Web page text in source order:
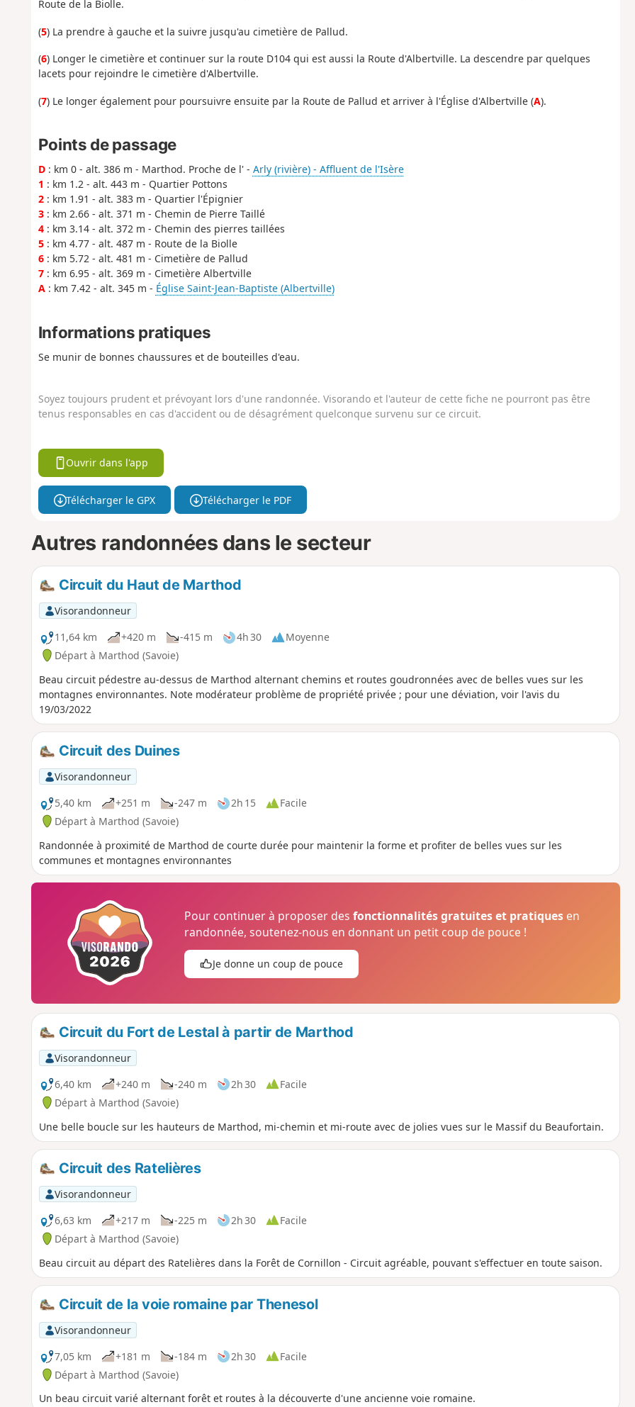
Route de la Biolle.
(5) La prendre à gauche et la suivre jusqu'au cimetière de Pallud.
(6) Longer le cimetière et continuer sur la route D104 qui est aussi la Route d'Albertville. La descendre par quelques
lacets pour rejoindre le cimetière d'Albertville.
(7) Le longer également pour poursuivre ensuite par la Route de Pallud et arriver à l'Église d'Albertville (A).
Points de passage
D: km 0 - alt. 386 m - Marthod. Proche de l' - Arly (rivière) - Affluent de l'Isère
1 : km 1.2 - alt. 443 m - Quartier Pottons
2: km 1.91 - alt. 383 m - Quartier l'Épignier
3: km 2.66 - alt. 371 m - Chemin de Pierre Taillé
4: km 3.14 - alt. 372 m - Chemin des pierres taillées
5: km 4.77 - alt. 487 m - Route de la Biolle
6: km 5.72 - alt. 481 m - Cimetière de Pallud
7: km 6.95 - alt. 369 m - Cimetière Albertville
A: km 7.42 - alt. 345 m - Église Saint-Jean-Baptiste (Albertville)
Informations pratiques
Se munir de bonnes chaussures et de bouteilles d'eau.
Soyez toujours prudent et prévoyant lors d'une randonnée. Visorando et l'auteur de cette fiche ne pourront pas être
tenus responsables en cas d'accident ou de désagrément quelconque survenu sur ce circuit.
Ouvrir dans l'app
Télécharger le GPX Télécharger le PDF
Autres randonnées dans le secteur
Circuit du Haut de Marthod
Visorandonneur
11,64 km
+420 m -415 m 4h 30
Moyenne
Départ à Marthod (Savoie)
Beau circuit pédestre au-dessus de Marthod alternant chemins et routes goudronnées avec de belles vues sur les
montagnes environnantes. Note modérateur problème de propriété privée ; pour une déviation, voir l'avis du
19/03/2022
Circuit des Duines
Visorandonneur
5,40 km
+251 m -247 m 2h 15
Facile
Départ à Marthod (Savoie)
Randonnée à proximité de Marthod de courte durée pour maintenir la forme et profiter de belles vues sur les
communes et montagnes environnantes
Pour continuer à proposer desfonctionnalités gratuites et pratiques en
randonnée, soutenez-nous en donnant un petit coup de pouce !
Je donne un coup de pouce
Circuit du Fort de Lestal à partir de Marthod
Visorandonneur
6,40 km
+240 m -240 m 2h 30
Facile
Départ à Marthod (Savoie)
Une belle boucle sur les hauteurs de Marthod, mi-chemin et mi-route avec de jolies vues sur le Massif du Beaufortain.
Circuit des Ratelières
Visorandonneur
6,63 km
+217 m -225 m 2h 30
Facile
Départ à Marthod (Savoie)
Beau circuit au départ des Ratelières dans la Forêt de Cornillon - Circuit agréable, pouvant s'effectuer en toute saison.
Circuit de la voie romaine par Thenesol
Visorandonneur
7,05 km
+181 m -184 m 2h 30
Facile
Départ à Marthod (Savoie)
Un beau circuit varié alternant forêt et routes à la découverte d'une ancienne voie romaine.